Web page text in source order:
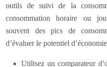
outils de suivi de la
consommation horaire ou
souvent des pics de
d’évaluer le potentiel
Utilisez un comparateur